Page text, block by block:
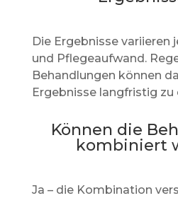
Die Ergebnisse variieren
und Pflegeaufwand.
Behandlungen können
Ergebnisse langfristig zu
Können die
kombiniert
Ja – die Kombination